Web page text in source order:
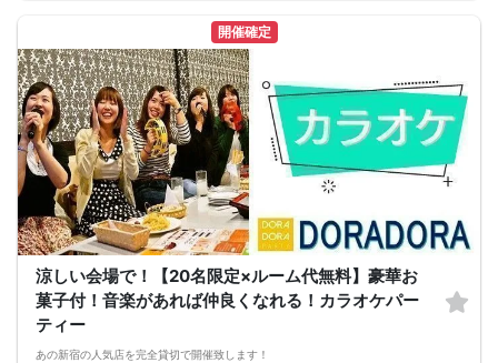
お気に入りの普段着でご参加ください。
【 参加定員数 】
30名様
🔳最小開催人数：3対3
🔳中止判断タイミング：開催1時間前
🔳飲食あり
開催確定
涼しい会場で！【20名限定×ルーム代無料】豪華お
菓子付！音楽があれば仲良くなれる！カラオケパー
ティー
あの新宿の人気店を完全貸切で開催致します！